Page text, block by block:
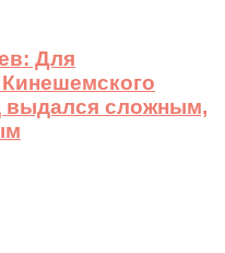
Для
выдался сложным,